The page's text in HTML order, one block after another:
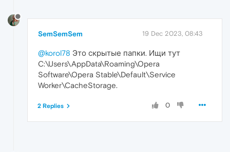
SemSemSem 19 Dec 2023, 08:43
@korol78 Это скрытые папки. Ищи тут
C:\Users\AppData\Roaming\Opera
Software\Opera Stable\Default\Service
Worker\CacheStorage.
0
2 Replies